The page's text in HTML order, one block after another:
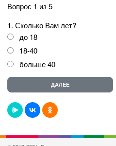
Вопрос 1 из 5
1. Сколько Вам лет?
до 18
18-40
больше 40